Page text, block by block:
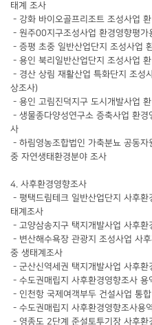
태계 조사
- 강화 바이오골프리조트 조성사업
- 원주00지구조성사업 환경영향평가
- 증평 초중 일반산업단지 조성사업
- 용인 북리일반산업단지 조성사업
- 경산 상림 재활산업 특화단지 조성
상조사)
- 용인 고림진덕지구 도시개발사업
- 생물종다양성연구소 증축사업 환
사
- 하림영농조합법인 가축분뇨 공동
중 자연생태환경분야 조사
4. 사후환경영향조사
- 평택드림테크 일반산업단지 사후
태계조사
- 고양삼송지구 택지개발사업 사후환
- 변산해수욕장 관광지 조성사업 사
중 생태계조사
- 군산신역세권 택지개발사업 사후
- 수도권매립지 사후환경영향조사 용
- 인천항 국제여객부두 건설사업 통
- 수도권매립지 사후환경영향조사용
- 영종도 2단계 준설토투기장 사후환